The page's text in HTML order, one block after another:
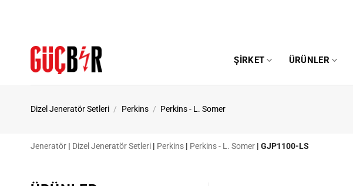
ŞIRKET ÜRÜNLER
Dizel Jeneratör Setleri / Perkins / Perkins - L. Somer
Jeneratör | Dizel Jeneratör Setleri | Perkins | Perkins - L. Somer | GJP1100-LS